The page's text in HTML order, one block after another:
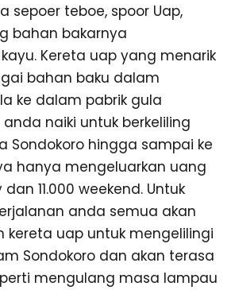
sepoer teboe, spoor Uap,
bahan bakarnya
Kereta uap yang menarik
bahan baku dalam
ke dalam pabrik gula
anda naiki untuk berkeliling
Sondokoro hingga sampai ke
hanya mengeluarkan uang
11.000 weekend. Untuk
anda semua akan
kereta uap untuk mengelilingi
Sondokoro dan akan terasa
mengulang masa lampau